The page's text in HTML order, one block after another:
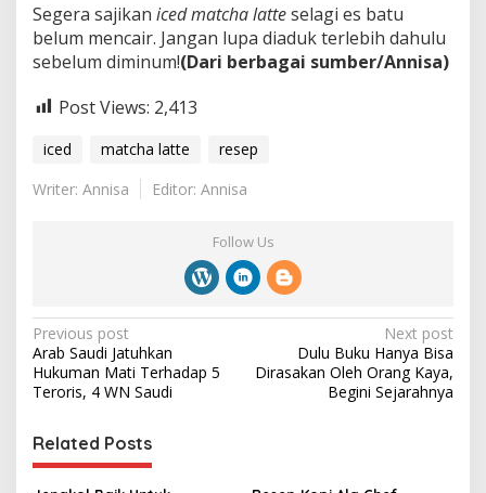
Segera sajikan iced matcha latteselagi es batu
belum mencair. Jangan lupa diaduk terlebih dahulu
sebelum diminum!(Dari berbagai sumber/Annisa)
Post Views: 2,413
iced matcha latte
resep
Writer: Annisa
Editor: Annisa
Follow Us
P
o
s
t
n
Previous post
Arab Saudi Jatuhkan
Hukuman Mati Terhadap 5
Teroris, 4 WN Saudi
Next post
Dulu Buku Hanya Bisa
Dirasakan Oleh Orang Kaya,
Begini Sejarahnya
Related Posts